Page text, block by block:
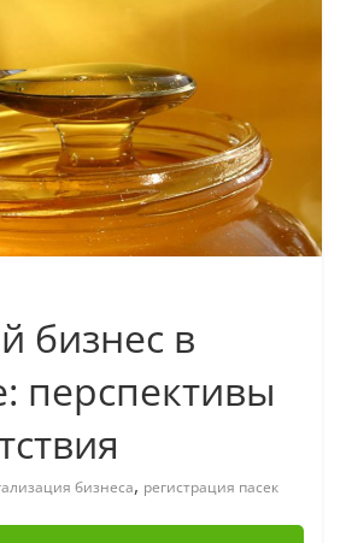
бизнес в
перспективы
бизнеса, регистрация пасек